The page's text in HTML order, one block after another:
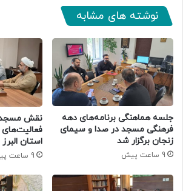
نوشته های مشابه
جلسه هماهنگی برنامه‌های دهه
فرهنگی مسجد در صدا و سیمای
زنجان برگزار شد
9 ساعت پیش
نقش مسجد
فعالیت‌های
استان البرز
9 ساعت پیش